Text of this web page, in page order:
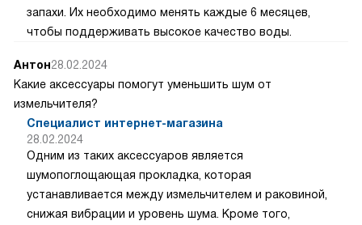
запахи. Их необходимо менять каждые 6 месяцев,
чтобы поддерживать высокое качество воды.
Антон28.02.2024
Какие аксессуары помогут уменьшить шум от
измельчителя?
Специалист интернет-магазина
28.02.2024
Одним из таких аксессуаров является
шумопоглощающая прокладка, которая
устанавливается между измельчителем и раковиной,
снижая вибрации и уровень шума. Кроме того,